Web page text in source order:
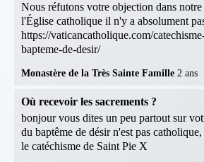
Nous réfutons votre objection dans
l'Église catholique il n'y a absolument
https://vaticancatholique.com/
bapteme-de-desir/
Monastère de la Très Sainte Famille 2 ans
Où recevoir les sacrements ?
bonjour vous dites un peu partout sur
du baptême de désir n'est pas
le catéchisme de Saint Pie X